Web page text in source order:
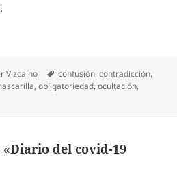
Vizcaíno Etiquetas
confusión,contradicción,
,obligatoriedad,ocultación,
del covid-19